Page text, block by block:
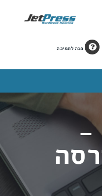
פנה לתמיכה
-